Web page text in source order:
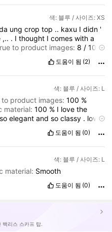
색: 블루 / 사이즈: XS
ung crop top .. kaxu I didn '
,.. . Ithought Icomeswitha
to product images:8 /10
도움이 됨 (2)
색: 블루 / 사이즈: L
to product images: 100 %
material:100 % I lovethe
soelegantandsoclassy . love
도움이 됨 (0)
색: 블루 / 사이즈: L
material: Smooth
도움이 됨 (0)
리스 스카프 탑.